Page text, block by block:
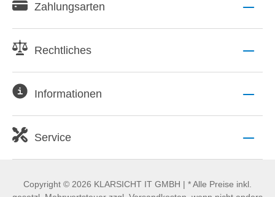
Zahlungsarten
Rechtliches
Informationen
Service
Copyright © 2026 KLARSICHT IT GMBH | * Alle Preise inkl.